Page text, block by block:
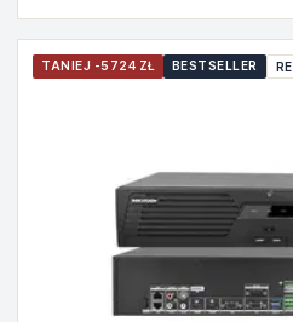
TANIEJ -5724 ZŁ BESTSELLER